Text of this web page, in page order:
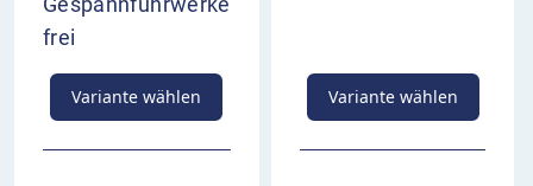
frei
Variante wählen Variante wählen